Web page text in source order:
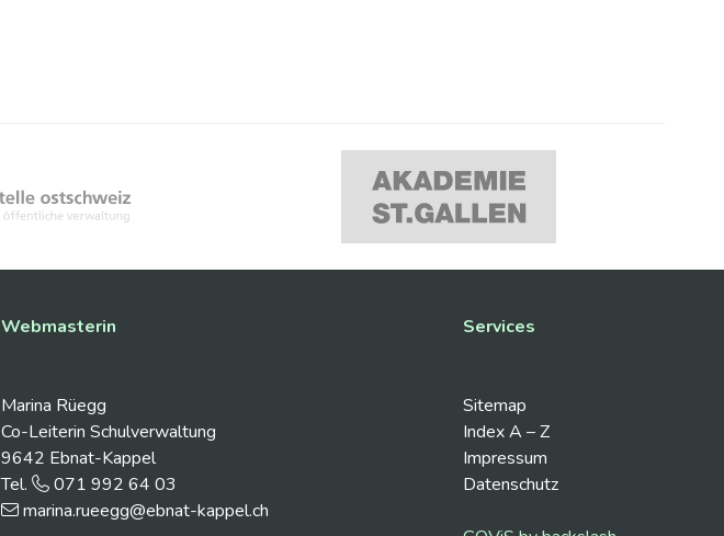
Webmasterin
Marina Rüegg
Co-Leiterin Schulverwaltung
9642 Ebnat-Kappel
Tel.
071 992 64 03
marina.rueegg@ebnat-kappel.ch
Services
Sitemap
Index A – Z
Impressum
Datenschutz